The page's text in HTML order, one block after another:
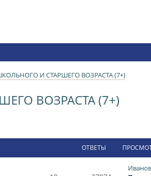
И СТАРШЕГО ВОЗРАСТА (7+)
ВОЗРАСТА (7+)
ОТВЕТЫ